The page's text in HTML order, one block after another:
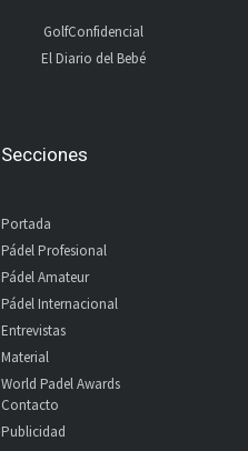
GolfConfidencial
El Diario del Bebé
Secciones
Portada
Pádel Profesional
Pádel Amateur
Pádel Internacional
Entrevistas
Material
World Padel Awards
Contacto
Publicidad